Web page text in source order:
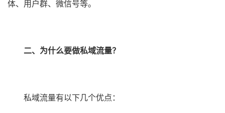
体、用户群、微信号等。
二、为什么要做私域流量？
私域流量有以下几个优点：